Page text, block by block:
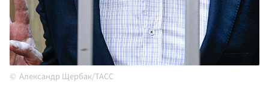
Александр Щербак/ТАСС